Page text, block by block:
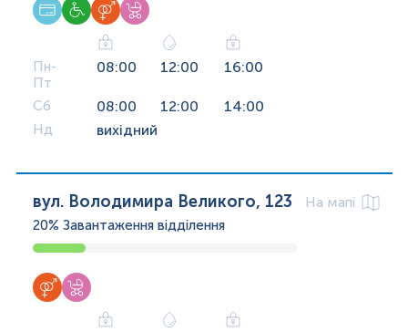
Пн-
Пт
08:00 12:00 16:00
Сб 08:00 12:00 14:00
Нд вихідний
вул. Володимира Великого, 123
На мапі
20% Завантаження відділення